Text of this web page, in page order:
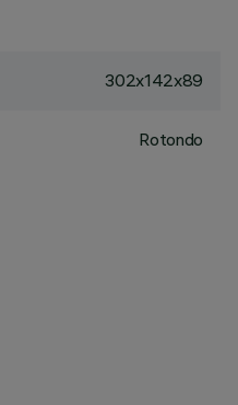
302x142x89
Rotondo